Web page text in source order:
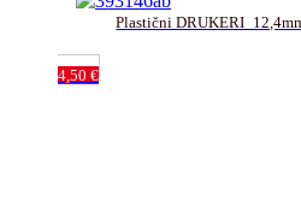
Plastični
4,50 €